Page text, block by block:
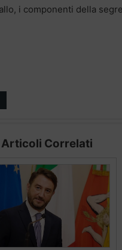
i componenti della
Articoli Correlati